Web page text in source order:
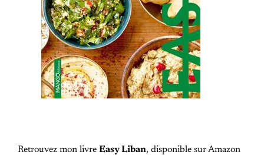
Retrouvez mon livre Easy Liban, disponible sur Amazon